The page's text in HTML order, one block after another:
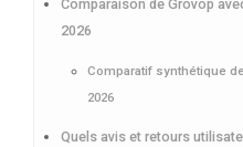
Comparaison de Grovop
2026
Comparatif synthétique
2026
Quels avis et retours